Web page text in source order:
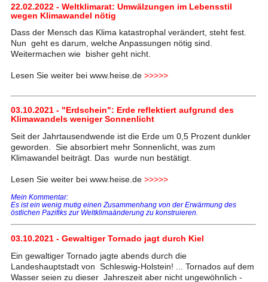
22.02.2022 - Weltklimarat: Umwälzungen im Lebensstil
wegen Klimawandel nötig
Dass der Mensch das Klima katastrophal verändert, steht fest.
Nun geht es darum, welche Anpassungen nötig sind.
Weitermachen wie bisher geht nicht.
Lesen Sie weiter bei www.heise.de >>>>>
03.10.2021 - "Erdschein": Erde reflektiert aufgrund des
Klimawandels weniger Sonnenlicht
Seit der Jahrtausendwende ist die Erde um 0,5 Prozent dunkler
geworden. Sie absorbiert mehr Sonnenlicht, was zum
Klimawandel beiträgt. Das wurde nun bestätigt.
Lesen Sie weiter bei www.heise.de >>>>>
Mein Kommentar:
Es ist ein wenig mutig einen Zusammenhang von der Erwärmung des
östlichen Pazifiks zur Weltklimaänderung zu konstruieren.
03.10.2021 - Gewaltiger Tornado jagt durch Kiel
Ein gewaltiger Tornado jagte abends durch die
Landeshauptstadt von Schleswig-Holstein! ... Tornados auf dem
Wasser seien zu dieser Jahreszeit aber nicht ungewöhnlich -